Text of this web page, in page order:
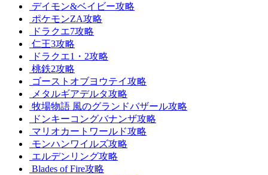
デイモン&ベイビー攻略
ポケモンZA攻略
ドラクエ7攻略
仁王3攻略
ドラクエ1・2攻略
桃鉄2攻略
ゴーストオブヨウテイ攻略
メタルギアデルタ攻略
牧場物語 風のグランドバザール攻略
ドンキーコングバナンザ攻略
マリオカートワールド攻略
モンハンワイルズ攻略
エルデンリング攻略
Blades of Fire攻略